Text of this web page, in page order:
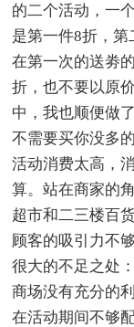
的二个活动，一
是第一件8折，第
在第一次的送劵
折，也不要以原
中，我也顺便做
不需要买你没多
活动消费太高，
算。站在商家的
超市和二三楼百
顾客的吸引力不
很大的不足之处
商场没有充分的
在活动期间不够